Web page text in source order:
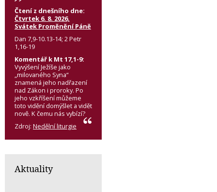
Čtení z dnešního dne:
Čtvrtek 6. 8. 2026,
Svátek Proměnění Páně
Dan 7,9-10.13-14; 2 Petr
1,16-19
Komentář k Mt 17,1-9:
Vyvýšení Ježíše jako
„milovaného Syna“
znamená jeho nadřazení
nad Zákon i proroky. Po
jeho vzkříšení můžeme
toto vidění domýšlet a vidět
nově. K čemu nás vybízí?
Zdroj: Nedělní liturgie
Aktuality